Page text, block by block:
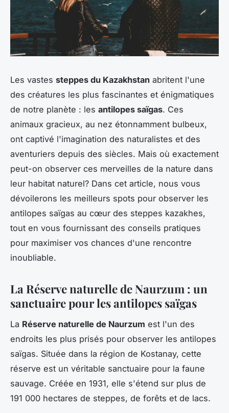
Les vastes steppes du Kazakhstan abritent l'une
des créatures les plus fascinantes et énigmatiques
de notre planète : les antilopes saïgas. Ces
animaux gracieux, au nez étonnamment bulbeux,
ont captivé l'imagination des naturalistes et des
aventuriers depuis des siècles. Mais où exactement
peut-on observer ces merveilles de la nature dans
leur habitat naturel? Dans cet article, nous vous
dévoilerons les meilleurs spots pour observer les
antilopes saïgas au cœur des steppes kazakhes,
tout en vous fournissant des conseils pratiques
pour maximiser vos chances d'une rencontre
inoubliable.
La Réserve naturelle de Naurzum : un
sanctuaire pour les antilopes saïgas
La Réserve naturelle de Naurzum est l'un des
endroits les plus prisés pour observer les antilopes
saïgas. Située dans la région de Kostanay, cette
réserve est un véritable sanctuaire pour la faune
sauvage. Créée en 1931, elle s'étend sur plus de
191 000 hectares de steppes, de forêts et de lacs.